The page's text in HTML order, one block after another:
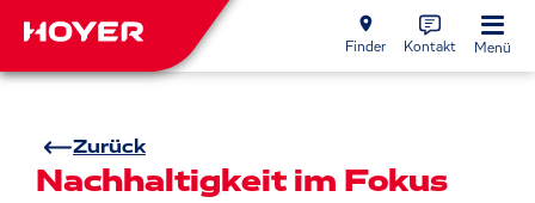
Finder Kontakt Menü
Zurück
Nachhaltigkeit im Fokus